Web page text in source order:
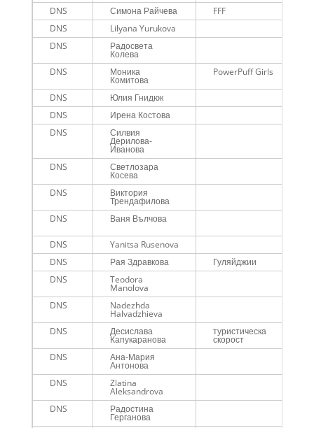
DNS Симона Райчева FFF
DNS
Lilyana Yurukova
DNS
Радосвета
Колева
DNS Моника
Комитова
PowerPuff Girls
DNS Юлия Гнидюк
DNS
Ирена Костова
DNS
Силвия
Дерилова-
Иванова
DNS Светлозара
Косева
DNS
Виктория
Трендафилова
DNS Ваня Вълчова
DNS
Yanitsa Rusenova
DNS
Рая Здравкова Гуляйджии
DNS
Teodora
Manolova
DNS Nadezhda
Halvadzhieva
DNS Десислава
Капукаранова
туристическа
скорост
DNS Ана-Мария
Антонова
DNS Zlatina
Aleksandrova
DNS
Радостина
Герганова